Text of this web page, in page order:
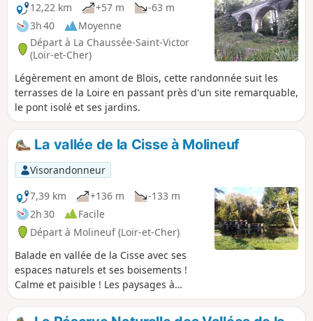
12,22 km
+57 m
-63 m
3h 40
Moyenne
Départ à La Chaussée-Saint-Victor
(Loir-et-Cher)
Légèrement en amont de Blois, cette randonnée suit les
terrasses de la Loire en passant près d'un site remarquable,
le pont isolé et ses jardins.
La vallée de la Cisse à Molineuf
Visorandonneur
7,39 km
+136 m
-133 m
2h 30
Facile
Départ à Molineuf (Loir-et-Cher)
Balade en vallée de la Cisse avec ses
espaces naturels et ses boisements !
Calme et paisible ! Les paysages à
Molineuf sont fortement structurés par
la rivière la Cisse et par des coteaux